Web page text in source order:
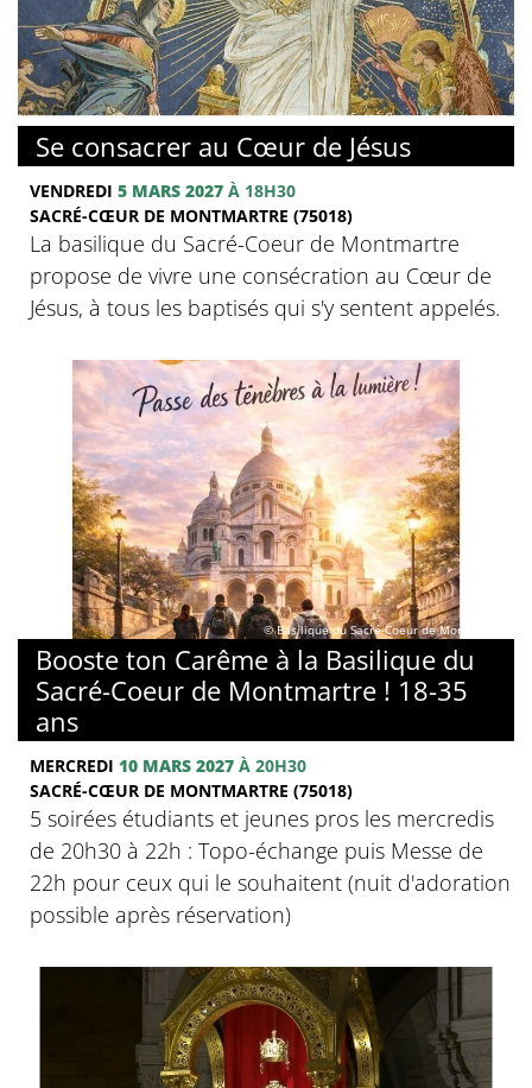
© Basilique du Sacré-Coeur de Montmartre
Se consacrer au Cœur de Jésus
VENDREDI 5 MARS 2027 À 18H30
SACRÉ-CŒUR DE MONTMARTRE (75018)
La basilique du Sacré-Coeur de Montmartre
propose de vivre une consécration au Cœur de
Jésus, à tous les baptisés qui s'y sentent appelés.
© Basilique du Sacré-Coeur de Montmartre
Booste ton Carême à la Basilique du
Sacré-Coeur de Montmartre ! 18-35
ans
MERCREDI 10 MARS 2027 À 20H30
SACRÉ-CŒUR DE MONTMARTRE (75018)
5 soirées étudiants et jeunes pros les mercredis
de 20h30 à 22h : Topo-échange puis Messe de
22h pour ceux qui le souhaitent (nuit d'adoration
possible après réservation)